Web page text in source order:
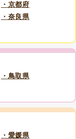
・京都府
・奈良県
・鳥取県
・愛媛県